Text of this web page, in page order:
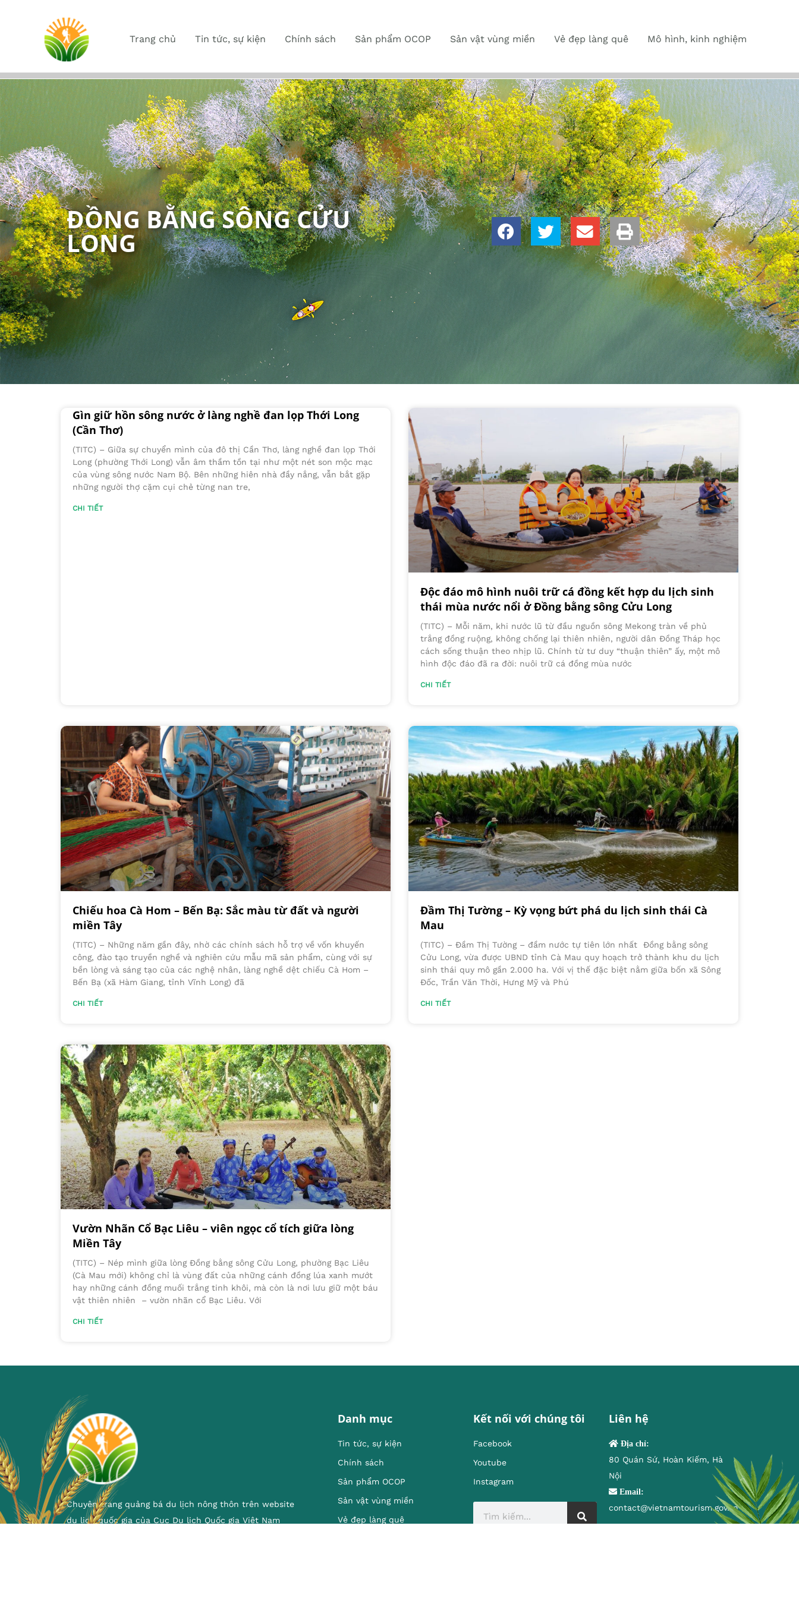
Trang chủ Tin tức, sự kiện Chính sách Sản phẩm OCOP Sản vật vùng miền Vẻ đẹp làng quê Mô hình, kinh nghiệm
ĐỒNG BẰNG SÔNG CỬU
LONG
Gìn giữ hồn sông nước ở làng nghề đan lọp Thới Long
(Cần Thơ)
(TITC) – Giữa sự chuyển mình của đô thị Cần Thơ, làng nghề đan lọp Thới
Long (phường Thới Long) vẫn âm thầm tồn tại như một nét son mộc mạc
của vùng sông nước Nam Bộ. Bên những hiên nhà đầy nắng, vẫn bắt gặp
những người thợ cặm cụi chẻ từng nan tre,
CHI TIẾT
Độc đáo mô hình nuôi trữ cá đồng kết hợp du lịch sinh
thái mùa nước nổi ở Đồng bằng sông Cửu Long
(TITC) – Mỗi năm, khi nước lũ từ đầu nguồn sông Mekong tràn về phủ
trắng đồng ruộng, không chống lại thiên nhiên, người dân Đồng Tháp học
cách sống thuận theo nhịp lũ. Chính từ tư duy “thuận thiên” ấy, một mô
hình độc đáo đã ra đời: nuôi trữ cá đồng mùa nước
CHI TIẾT
Chiếu hoa Cà Hom – Bến Bạ: Sắc màu từ đất và người
miền Tây
(TITC) – Những năm gần đây, nhờ các chính sách hỗ trợ về vốn khuyến
công, đào tạo truyền nghề và nghiên cứu mẫu mã sản phẩm, cùng với sự
bền lòng và sáng tạo của các nghệ nhân, làng nghề dệt chiếu Cà Hom –
Bến Bạ (xã Hàm Giang, tỉnh Vĩnh Long) đã
CHI TIẾT
Đầm Thị Tường – Kỳ vọng bứt phá du lịch sinh thái Cà
Mau
(TITC) – Đầm Thị Tường – đầm nước tự tiên lớn nhất Đồng bằng sông
Cửu Long, vừa được UBND tỉnh Cà Mau quy hoạch trở thành khu du lịch
sinh thái quy mô gần 2.000 ha. Với vị thế đặc biệt nằm giữa bốn xã Sông
Đốc, Trần Văn Thời, Hưng Mỹ và Phú
CHI TIẾT
Vườn Nhãn Cổ Bạc Liêu – viên ngọc cổ tích giữa lòng
Miền Tây
(TITC) – Nép mình giữa lòng Đồng bằng sông Cửu Long, phường Bạc Liêu
(Cà Mau mới) không chỉ là vùng đất của những cánh đồng lúa xanh mướt
hay những cánh đồng muối trắng tinh khôi, mà còn là nơi lưu giữ một báu
vật thiên nhiên – vườn nhãn cổ Bạc Liêu. Với
CHI TIẾT
Chuyên trang quảng bá du lịch nông thôn trên website
du lịch quốc gia của Cục Du lịch Quốc gia Việt Nam
Danh mục
Tin tức, sự kiện
Chính sách
Sản phẩm OCOP
Sản vật vùng miền
Vẻ đẹp làng quê
Kết nối với chúng tôi
Facebook
Youtube
Instagram
Liên hệ
Địa chỉ:
80 Quán Sứ, Hoàn Kiếm, Hà
Nội
Email:
contact@vietnamtourism.gov.vn